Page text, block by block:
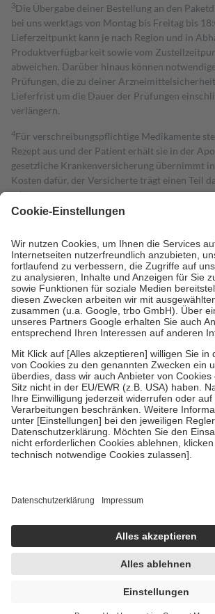
3Die Übergabe deiner Bestellung an den
bei uns werktags von Montag bis Freitag bis
Lieferzeitpunkt kann je nach Region und in
Produktverfügbarkeit sowie vom
abweichen. Darüber hinaus können
Prüfungen, die zu deiner
Lieferfrist um die Dauer der Prüfungen
verlängern.
4Für verschreibungspflichtige Medikamente
Rezept aus und der Patient erhält sie in der
gesetzliche Krankenversicherung übernimmt
Kosten dafür, der Versicherte trägt einen Teil
mit.
Grundsätzlich leisten Mitglieder Zuzahlungen in
höchstens zehn Euro.
Es sind jedoch nie mehr
Kosten der Leistung zu entrichten.
Diese Regeln gelten grundsätzlich auch für
Bei Heilmitteln und häuslicher Krankenpflege
Zuzahlung zehn Prozent der Kosten sowie
Verordnung.
Um das Engagement der Versicherten für ihre
stärken und die besondere Stellung der Familie
fallenkeine Zuzahlungenan bei:
• Kindern und Jugendlichen bis zum
mit Ausnahme der Fahrkosten
• Untersuchungen zur Vorsorge und
GKV getragen werden
• empfohlenen Schutzimpfungen
• Harn- und Blutteststreifen
getroffen, um sicherzustellen, dass es sich um
https://help.etrusted.com/hc/de/articles/
Einige Bilder und Inhalte wurden unter